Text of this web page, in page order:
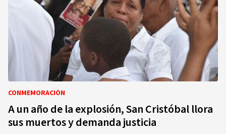
CONMEMORACIÓN
A un año de la explosión, San Cristóbal llora
sus muertos y demanda justicia